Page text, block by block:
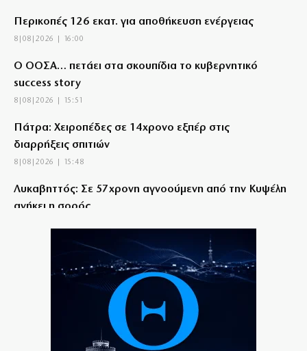
Περικοπές 126 εκατ. για αποθήκευση ενέργειας
8|08|2026 | 16:00
Ο ΟΟΣΑ… πετάει στα σκουπίδια το κυβερνητικό
success story
8|08|2026 | 15:51
Πάτρα: Χειροπέδες σε 14χρονο εξπέρ στις
διαρρήξεις σπιτιών
8|08|2026 | 15:48
Λυκαβηττός: Σε 57χρονη αγνοούμενη από την Κυψέλη
ανήκει η σορός
Άρειος Πάγος: Στο αρχείο παραμένουν οι υποκλοπές
8|08|2026 | 15:00
Έβρος: Χειροπέδες σε τρεις αλλοδαπούς διακινητές